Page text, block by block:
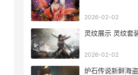
2026-02-02
灵纹展示 灵纹套
2026-02-02
炉石传说新鲜海